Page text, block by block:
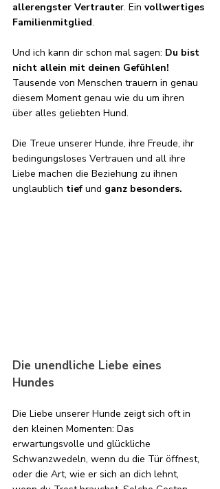
allerengster Vertrauter. Ein vollwertiges
Familienmitglied.
Und ich kann dir schon mal sagen: Du bist
nicht allein mit deinen Gefühlen!
Tausende von Menschen trauern in genau
diesem Moment genau wie du um ihren
über alles geliebten Hund.
Die Treue unserer Hunde, ihre Freude, ihr
bedingungsloses Vertrauen und all ihre
Liebe machen die Beziehung zu ihnen
unglaublich tief und ganz besonders.
Die unendliche Liebe eines
Hundes
Die Liebe unserer Hunde zeigt sich oft in
den kleinen Momenten: Das
erwartungsvolle und glückliche
Schwanzwedeln, wenn du die Tür öffnest,
oder die Art, wie er sich an dich lehnt,